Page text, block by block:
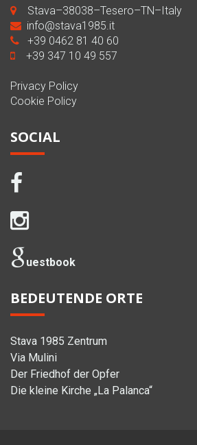
Stava–38038–Tesero–TN–Italy
info@stava1985.it
+39 0462 81 40 60
+39 347 10 49 557
Privacy Policy
Cookie Policy
SOCIAL
uestbook
BEDEUTENDE ORTE
Stava 1985 Zentrum
Via Mulini
Der Friedhof der Opfer
Die kleine Kirche „La Palanca“